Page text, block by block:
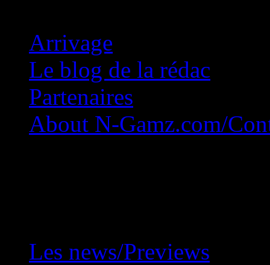
Arrivage
Le blog de la rédac
Partenaires
About N-Gamz.com/
Les news/Previews